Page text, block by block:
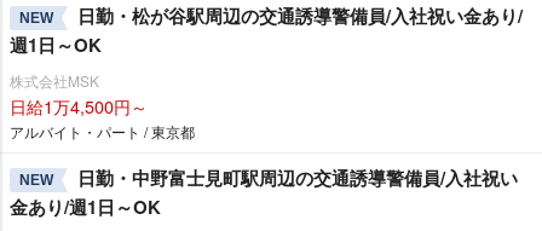
NEW
日勤・松が谷駅周辺の交通誘導警備員/入社祝い金あり/
週1日～OK
株式会社MSK
日給1万4,500円～
アルバイト・パート / 東京都
NEW
日勤・中野富士見町駅周辺の交通誘導警備員/入社祝い
金あり/週1日～OK